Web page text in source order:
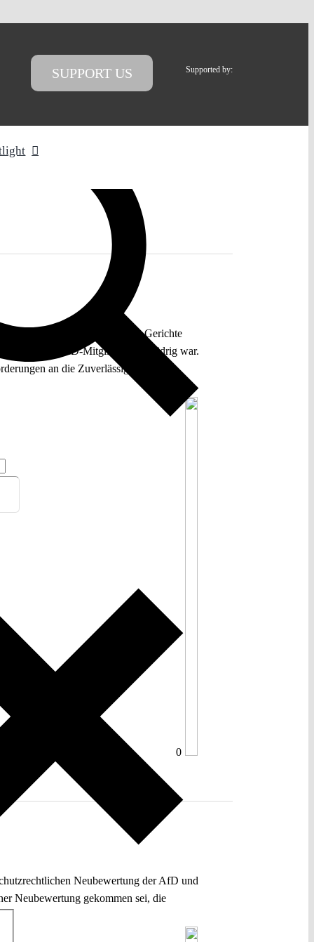
SUPPORT US Supported by:
Seither haben sich mehrere Gerichte
einem AfD-Mitglied rechtswidrig war.
an die Zuverlässigkeit von
0
Neubewertung der AfD und
Neubewertung gekommen sei, die